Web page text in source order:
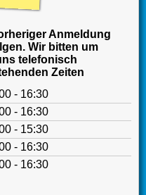
Anmeldung
Wir bitten um
telefonisch
Zeiten
- 16:30
- 16:30
- 15:30
- 16:30
- 16:30